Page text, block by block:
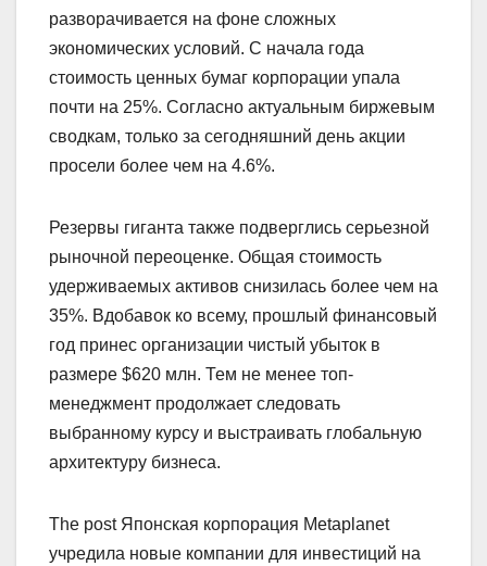
разворачивается на фоне сложных
экономических условий. С начала года
стоимость ценных бумаг корпорации упала
почти на 25%. Согласно актуальным биржевым
сводкам, только за сегодняшний день акции
просели более чем на 4.6%.
Резервы гиганта также подверглись серьезной
рыночной переоценке. Общая стоимость
удерживаемых активов снизилась более чем на
35%. Вдобавок ко всему, прошлый финансовый
год принес организации чистый убыток в
размере $620 млн. Тем не менее топ-
менеджмент продолжает следовать
выбранному курсу и выстраивать глобальную
архитектуру бизнеса.
The post Японская корпорация Metaplanet
учредила новые компании для инвестиций на